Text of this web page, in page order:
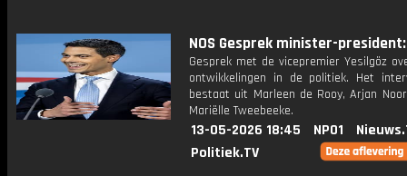
NOS Gesprek minister-
Gesprek met de vicepremier Yesilgöz
ontwikkelingen in de politiek. Het
bestaat uit Marleen de Rooy, Arjan
Mariëlle Tweebeeke.
13-05-2026 18:45 NPO1
Politiek.TV